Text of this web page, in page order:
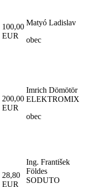
100,00
EUR
Matyó Ladislav
obec
200,00
EUR
Imrich Dömötör
ELEKTROMIX
obec
28,80
EUR
Ing. František
Földes
SODUTO